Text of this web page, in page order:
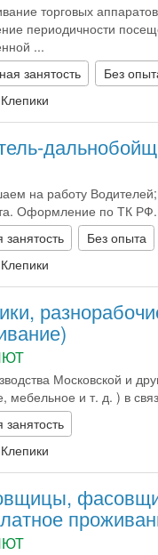
торговых
периодичности
...
занятость
Без
на работу
Оформление по ТК РФ.
Без опыта
Московской и
мебельное и т. д. ) в